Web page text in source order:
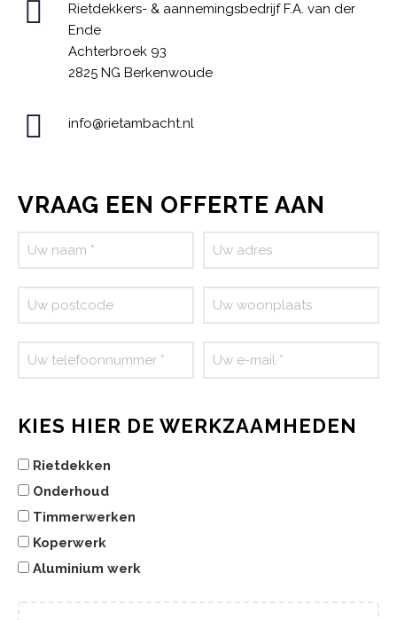
Rietdekkers- & aannemingsbedrijf F.A. van der
Ende
Achterbroek 93
2825 NG Berkenwoude
info@rietambacht.nl
VRAAG EEN OFFERTE AAN
KIES HIER DE WERKZAAMHEDEN
Rietdekken
Onderhoud
Timmerwerken
Koperwerk
Aluminium werk